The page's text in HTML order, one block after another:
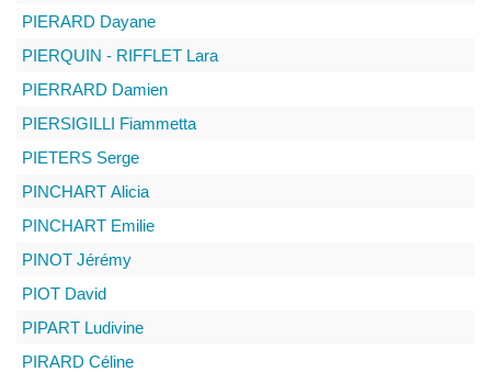
PIERARD Dayane
PIERQUIN - RIFFLET Lara
PIERRARD Damien
PIERSIGILLI Fiammetta
PIETERS Serge
PINCHART Alicia
PINCHART Emilie
PINOT Jérémy
PIOT David
PIPART Ludivine
PIRARD Céline